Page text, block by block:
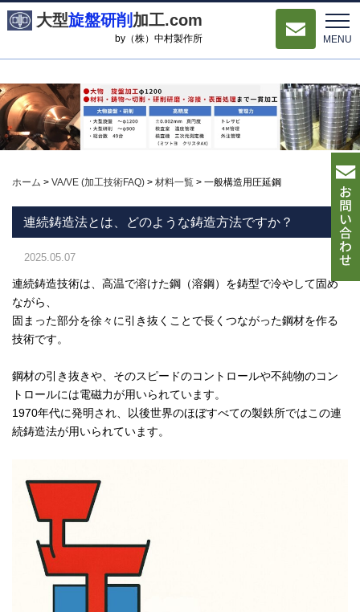
MENU
大型旋盤研削 加工.com
by（株）中村製作所
ホーム > VA/VE (加工技術FAQ) > 材料一覧 > 一般構造用圧延鋼
連続鋳造法とは、どのような鋳造方法ですか？
2025.05.07
連続鋳造技術は、高温で溶けた鋼（溶鋼）を鋳型で冷やして固め
ながら、
固まった部分を徐々に引き抜くことで長くつながった鋼材を作る
技術です。
鋼材の引き抜きや、そのスピードのコントロールや不純物のコン
トロールには電磁力が用いられています。
1970年代に発明され、以後世界のほぼすべての製鉄所ではこの連
続鋳造法が用いられています。